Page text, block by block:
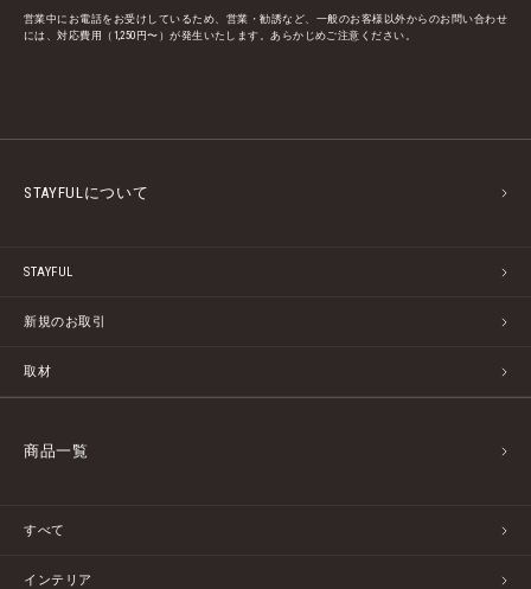
営業中にお電話をお受けしているため、営業・勧誘など、一般のお客様以外からのお問い合わせ
には、対応費用（1,250円〜）が発生いたします。あらかじめご注意ください。
STAYFULについて
STAYFUL
新規のお取引
取材
商品一覧
すべて
インテリア